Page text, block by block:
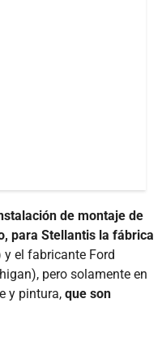
de montaje de
para Stellantis la fábrica
y el fabricante Ford
pero solamente en
y pintura, que son